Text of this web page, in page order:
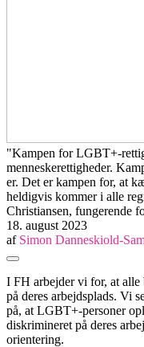
"Kampen for LGBT+-
menneskerettigheder.
er. Det er kampen for, at
heldigvis kommer i alle
Christiansen, fungerende
18. august 2023
af Simon Danneskiold-
Del
Facebook
Del
Bluesky
Del
LinkedIn
Kopier
link
E-
mail
I FH arbejder vi for, at
på deres arbejdsplads. Vi
på, at LGBT+-personer
diskrimineret på deres
orientering.